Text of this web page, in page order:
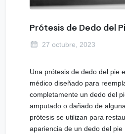
Prótesis de Dedo del
27 octubre, 2023
Una prótesis de dedo del pie
médico diseñado para
completamente un dedo del
amputado o dañado de
prótesis se utilizan para
apariencia de un dedo del pie